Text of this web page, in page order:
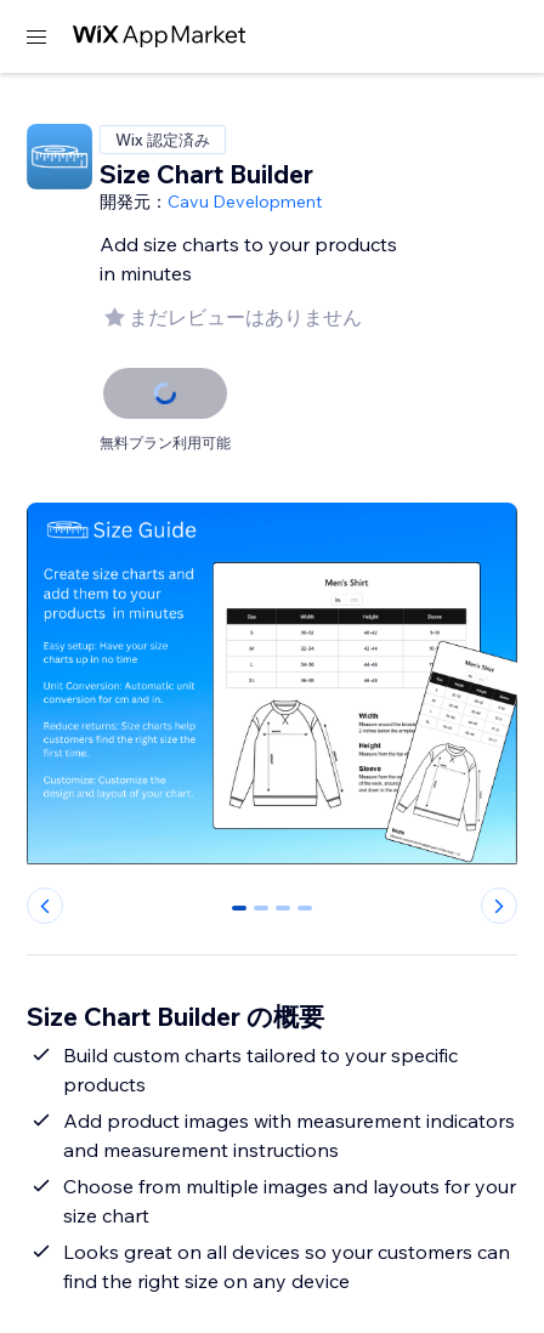
Wix 認定済み
Size Chart Builder
開発元：Cavu Development
Add size charts to your products
in minutes
まだレビューはありません
無料プラン利用可能
0 1 2 3
Size Chart Builder の概要
Build custom charts tailored to your specific
products
Add product images with measurement indicators
and measurement instructions
Choose from multiple images and layouts for your
size chart
Looks great on all devices so your customers can
find the right size on any device